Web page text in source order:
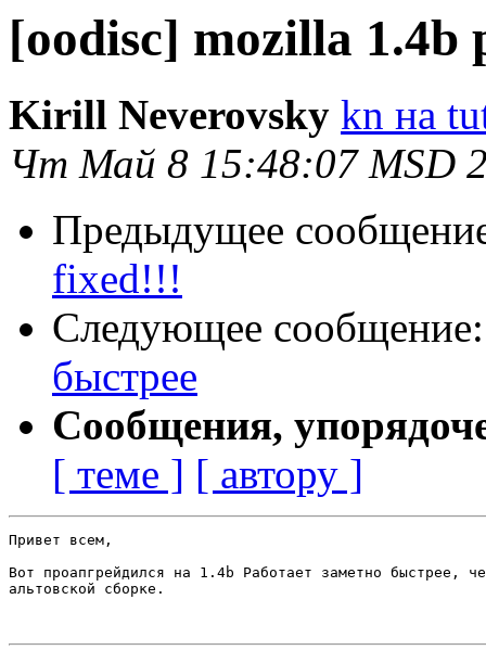
[oodisc] mozilla 1.4b
Kirill Neverovsky kn на
Чт Май 8 15:48:07 MSD
Предыдущее
fixed!!!
Следующее
быстрее
Сообщения,
[ теме ] [ автору ]
Привет всем,
Вот проапгрейдился на 1.4b Работает заметно быстрее,
альтовской сборке.